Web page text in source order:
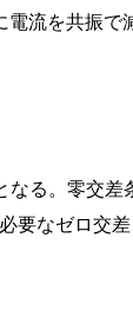
流を共振で
なる。零交差
要なゼロ交差